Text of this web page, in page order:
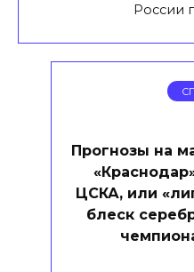
России
Прогнозы на
ЦСКА, или
блеск